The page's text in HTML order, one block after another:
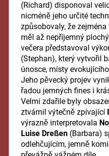
(Richard) disponoval
nicméně jeho určité
způsobovaly, že
měl až nepříjemný
večera představoval
(Stephan), který vytvořil
únosce, místy
Jeho pěvecký projev
řadou jemných fines i
Velmi zdařile byly
ztvárnil výtečně zpívající
výrazně interpretovala
Luise Dreßen(Barbara)
odlehčujícím, jemně